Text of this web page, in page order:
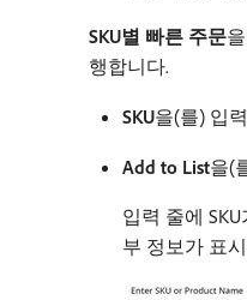
SKU별 빠른 주문
행합니다.
SKU을(를) 입
Add to List을(
입력 줄에
부 정보가 표